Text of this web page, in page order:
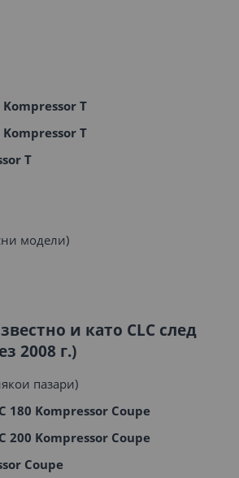
Kompressor T
Kompressor T
T
модели)
и като CLC след
2008 г.)
пазари)
C 180 Kompressor Coupe
C 200 Kompressor Coupe
Coupe